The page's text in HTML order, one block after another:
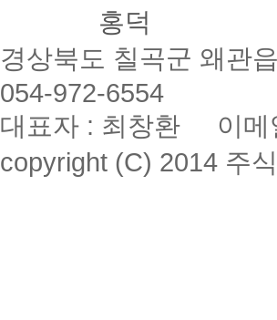
경상북도 칠곡군 왜
054-972-6554
대표자 : 최창환 이메
copyright (C) 2014 주